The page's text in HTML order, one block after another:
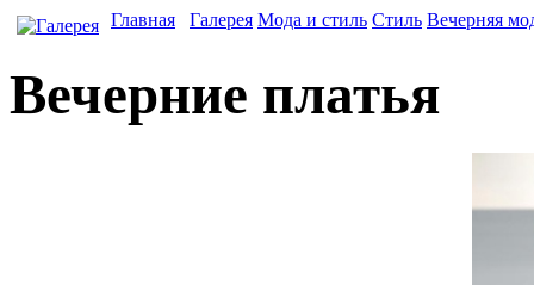
Главная Галерея Мода и стиль Стиль Вечерняя
Вечерние платья